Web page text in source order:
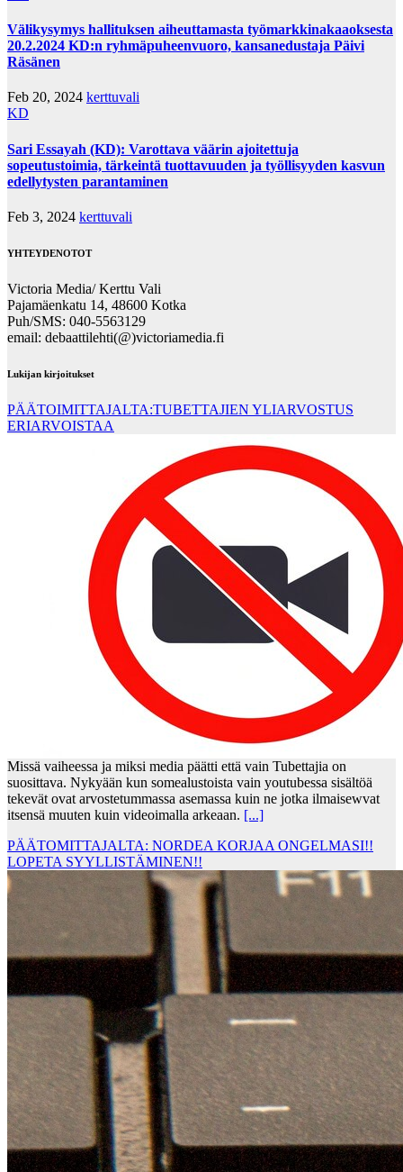
Välikysymys hallituksen aiheuttamasta työmarkkinakaaoksesta
20.2.2024 KD:n ryhmäpuheenvuoro, kansanedustaja Päivi
Räsänen
Feb 20, 2024 kerttuvali
KD
Sari Essayah (KD): Varottava väärin ajoitettuja
sopeutustoimia, tärkeintä tuottavuuden ja työllisyyden kasvun
edellytysten parantaminen
Feb 3, 2024 kerttuvali
YHTEYDENOTOT
Victoria Media/ Kerttu Vali
Pajamäenkatu 14, 48600 Kotka
Puh/SMS: 040-5563129
email: debaattilehti(@)victoriamedia.fi
Lukijan kirjoitukset
PÄÄTOIMITTAJALTA:TUBETTAJIEN YLIARVOSTUS
ERIARVOISTAA
Missä vaiheessa ja miksi media päätti että vain Tubettajia on
suosittava. Nykyään kun somealustoista vain youtubessa sisältöä
tekevät ovat arvostetummassa asemassa kuin ne jotka ilmaisewvat
itsensä muuten kuin videoimalla arkeaan. [...]
PÄÄTOMITTAJALTA: NORDEA KORJAA ONGELMASI!!
LOPETA SYYLLISTÄMINEN!!